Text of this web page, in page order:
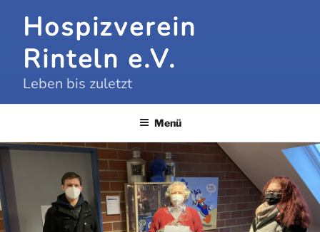
InhaltHospizverein
Rinteln e.V.
Leben bis zuletzt
Menü